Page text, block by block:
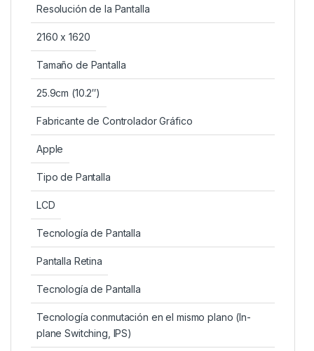
Resolución de la Pantalla
2160 x 1620
Tamaño de Pantalla
25.9cm (10.2″)
Fabricante de Controlador Gráfico
Apple
Tipo de Pantalla
LCD
Tecnología de Pantalla
Pantalla Retina
Tecnología de Pantalla
Tecnología conmutación en el mismo plano (In-
plane Switching, IPS)